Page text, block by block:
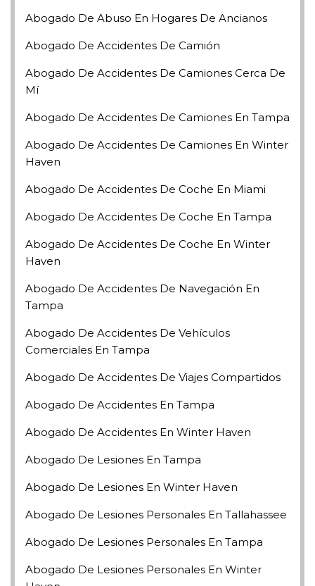
Abogado De Abuso En Hogares De Ancianos
Abogado De Accidentes De Camión
Abogado De Accidentes De Camiones Cerca De
Mí
Abogado De Accidentes De Camiones En Tampa
Abogado De Accidentes De Camiones En Winter
Haven
Abogado De Accidentes De Coche En Miami
Abogado De Accidentes De Coche En Tampa
Abogado De Accidentes De Coche En Winter
Haven
Abogado De Accidentes De Navegación En
Tampa
Abogado De Accidentes De Vehículos
Comerciales En Tampa
Abogado De Accidentes De Viajes Compartidos
Abogado De Accidentes En Tampa
Abogado De Accidentes En Winter Haven
Abogado De Lesiones En Tampa
Abogado De Lesiones En Winter Haven
Abogado De Lesiones Personales En Tallahassee
Abogado De Lesiones Personales En Tampa
Abogado De Lesiones Personales En Winter